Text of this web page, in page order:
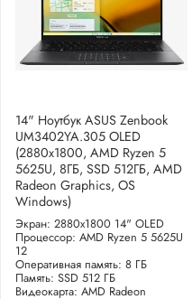
14" Ноутбук ASUS Zenbook
UM3402YA.305 OLED
(2880x1800, AMD Ryzen 5
5625U, 8ГБ, SSD 512ГБ, AMD
Radeon Graphics, OS
Windows)
Экран: 2880x1800 14" OLED
Процессор: AMD Ryzen 5 5625U
12
Оперативная память: 8 ГБ
Память: SSD 512 ГБ
Видеокарта: AMD Radeon